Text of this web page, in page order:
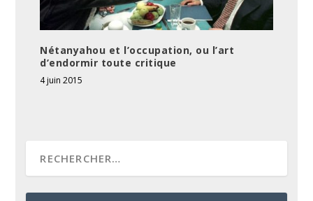
Nétanyahou et l’occupation, ou l’art
d’endormir toute critique
4 juin 2015